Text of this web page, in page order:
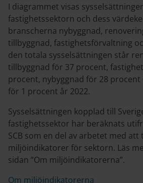
I diagrammet visas
fastighetssektorn och dess
branscherna nybyggnad,
tillbyggnad, fastighetsförvaltning
den totala sysselsättningen står
tillbyggnad för 37 procent,
procent, nybyggnad för 28
för 1 procent år 2022.
Sysselsättningen kopplad till
fastighetssektor har beräknats
SCB som en del av arbetet med att
miljöindikatorer för sektorn. Läs
sidan ”Om miljöindikatorerna”.
Om miljöindikatorerna